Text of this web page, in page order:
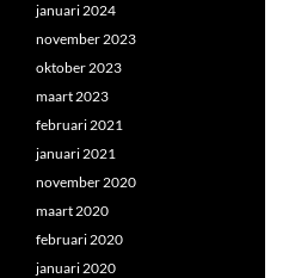
januari 2024
november 2023
oktober 2023
maart 2023
februari 2021
januari 2021
november 2020
maart 2020
februari 2020
januari 2020